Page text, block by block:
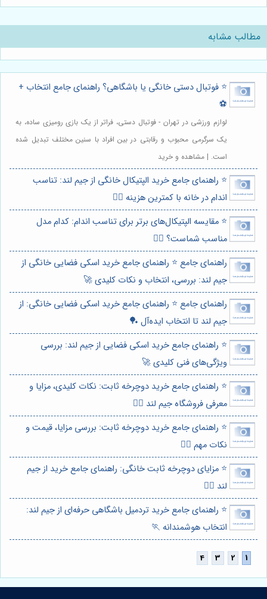
مطالب مشابه
⭐️ فوتبال دستی خانگی یا باشگاهی؟ راهنمای جامع انتخاب +
⚽️
لوازم ورزشی در تهران - فوتبال دستی، فراتر از یک بازی رومیزی ساده، به
یک سرگرمی محبوب و رقابتی در بین افراد با سنین مختلف تبدیل شده
است. | مشاهده و خرید
⭐️ راهنمای جامع خرید الپتیکال خانگی از جیم لند: تناسب
اندام در خانه با کمترین هزینه 🏃‍♀️
⭐️ مقایسه الپتیکال‌های برتر برای تناسب اندام: کدام مدل
مناسب شماست؟ 🏃‍♀️
راهنمای جامع ⭐️ راهنمای جامع خرید اسکی فضایی خانگی از
جیم لند: بررسی، انتخاب و نکات کلیدی 🚀
راهنمای جامع ⭐️ راهنمای جامع خرید اسکی فضایی خانگی: از
جیم لند تا انتخاب ایده‌آل 🏓
⭐️ راهنمای جامع خرید اسکی فضایی از جیم لند: بررسی
ویژگی‌های فنی کلیدی 🚀
⭐️ راهنمای جامع خرید دوچرخه ثابت: نکات کلیدی، مزایا و
معرفی فروشگاه جیم لند 🚴‍♀️
⭐️ راهنمای جامع خرید دوچرخه ثابت: بررسی مزایا، قیمت و
نکات مهم 🚴‍♀️
⭐️ مزایای دوچرخه ثابت خانگی: راهنمای جامع خرید از جیم
لند 🚴‍♀️
⭐️ راهنمای جامع خرید تردمیل باشگاهی حرفه‌ای از جیم لند:
انتخاب هوشمندانه 🏃